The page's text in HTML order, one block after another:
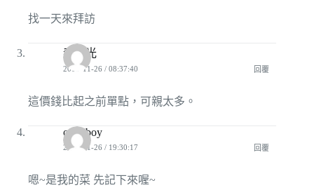
找一天來拜訪
春。光
2009-11-26 / 08:37:40 回覆
這價錢比起之前單點，可親太多。
o125boy
2009-11-26 / 19:30:17 回覆
嗯~是我的菜 先記下來喔~